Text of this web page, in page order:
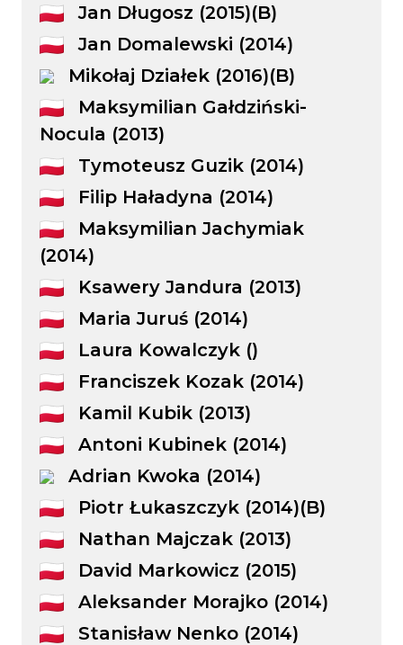
Jan Długosz (2015)(B)
Jan Domalewski (2014)
Mikołaj Działek (2016)(B)
Maksymilian Gałdziński-
Nocula (2013)
Tymoteusz Guzik (2014)
Filip Haładyna (2014)
Maksymilian Jachymiak
(2014)
Ksawery Jandura (2013)
Maria Juruś (2014)
Laura Kowalczyk ()
Franciszek Kozak (2014)
Kamil Kubik (2013)
Antoni Kubinek (2014)
Adrian Kwoka (2014)
Piotr Łukaszczyk (2014)(B)
Nathan Majczak (2013)
David Markowicz (2015)
Aleksander Morajko (2014)
Stanisław Nenko (2014)